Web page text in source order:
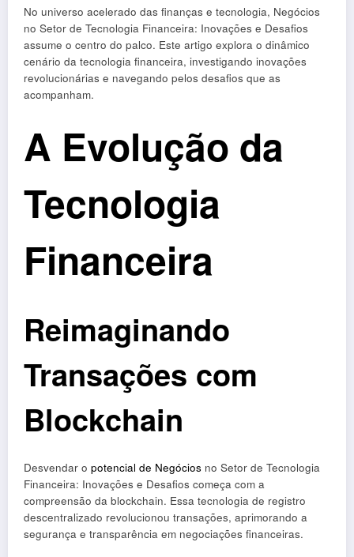
No universo acelerado das finanças e tecnologia, Negócios
no Setor de Tecnologia Financeira: Inovações e Desafios
assume o centro do palco. Este artigo explora o dinâmico
cenário da tecnologia financeira, investigando inovações
revolucionárias e navegando pelos desafios que as
acompanham.
A Evolução da
Tecnologia
Financeira
Reimaginando
Transações com
Blockchain
Desvendar o potencial de Negócios no Setor de Tecnologia
Financeira: Inovações e Desafios começa com a
compreensão da blockchain. Essa tecnologia de registro
descentralizado revolucionou transações, aprimorando a
segurança e transparência em negociações financeiras.